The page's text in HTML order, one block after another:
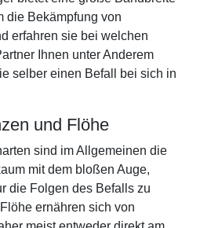
die Bekämpfung von
erfahren sie bei welchen
Ihnen unter Anderem
selber einen Befall bei sich in
und Flöhe
sind im Allgemeinen die
mit dem bloßen Auge,
die Folgen des Befalls zu
ernähren sich von